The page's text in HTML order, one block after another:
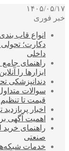
۱۴۰۵/۰۵/۱۷
خبر فوری
انواع قاب
دکارت؛
داخلی
راهنمای
ابزارها را
دندانپزشکی
سوالات
قیمت تا
اخبار پربازدید
اهمیت آگهی
راهنمای
صنعتی